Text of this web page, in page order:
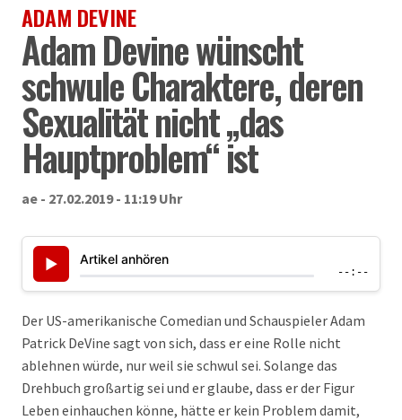
ADAM DEVINE
Adam Devine wünscht
schwule Charaktere, deren
Sexualität nicht „das
Hauptproblem“ ist
ae - 27.02.2019 - 11:19 Uhr
▶ Artikel anhören
--:--
Der US-amerikanische Comedian und Schauspieler Adam
Patrick DeVine sagt von sich, dass er eine Rolle nicht
ablehnen würde, nur weil sie schwul sei. Solange das
Drehbuch großartig sei und er glaube, dass er der Figur
Leben einhauchen könne, hätte er kein Problem damit,